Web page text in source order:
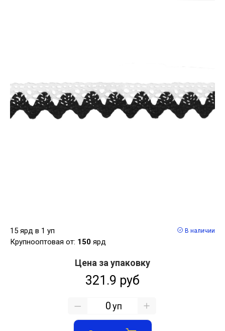
15 ярд в 1 уп
Крупнооптовая от: 150 ярд
В наличии
Цена за упаковку
321.9 руб
уп